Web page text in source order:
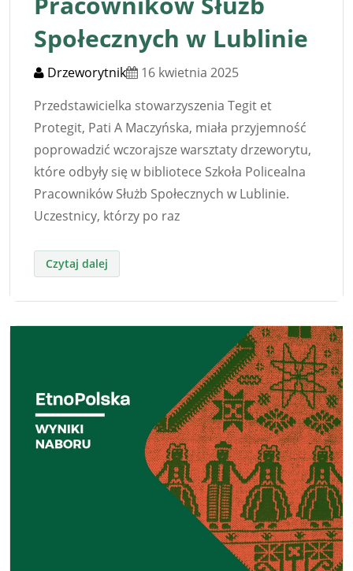
Społecznych w Lublinie
Drzeworytnik
16 kwietnia 2025
Przedstawicielka stowarzyszenia Tegit et
Protegit, Pati A Maczyńska, miała przyjemność
poprowadzić wczorajsze warsztaty drzeworytu,
które odbyły się w bibliotece Szkoła Policealna
Pracowników Służb Społecznych w Lublinie.
Uczestnicy, którzy po raz